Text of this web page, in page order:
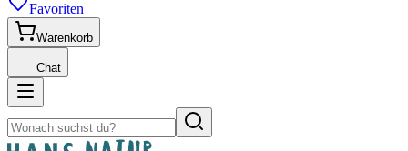
Favoriten
Warenkorb
Chat